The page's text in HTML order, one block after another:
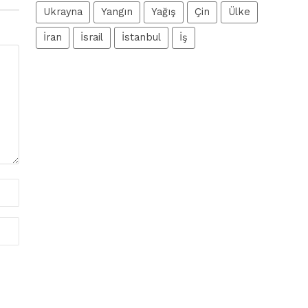
Ukrayna Yangın Yağış Çin Ülke
İran İsrail İstanbul İş